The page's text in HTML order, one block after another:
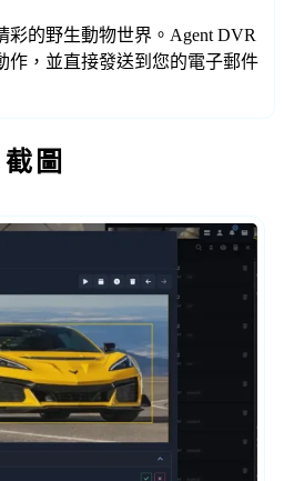
彩的野生動物世界。Agent DVR
作，並直接發送到您的電子郵件
截圖